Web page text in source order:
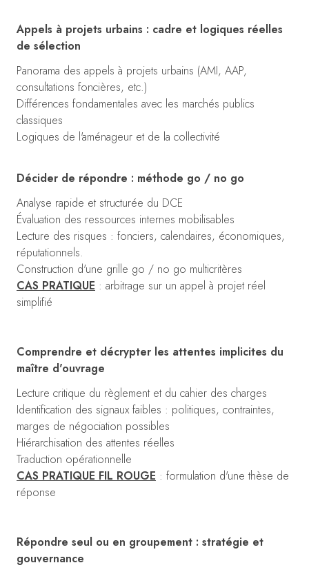
Appels à projets urbains : cadre et logiques réelles
de sélection
Panorama des appels à projets urbains (AMI, AAP,
consultations foncières, etc.)
Différences fondamentales avec les marchés publics
classiques
Logiques de l'aménageur et de la collectivité
Décider de répondre : méthode go / no go
Analyse rapide et structurée du DCE
Évaluation des ressources internes mobilisables
Lecture des risques : fonciers, calendaires, économiques,
réputationnels.
Construction d'une grille go / no go multicritères
CAS PRATIQUE : arbitrage sur un appel à projet réel
simplifié
Comprendre et décrypter les attentes implicites du
maître d'ouvrage
Lecture critique du règlement et du cahier des charges
Identification des signaux faibles : politiques, contraintes,
marges de négociation possibles
Hiérarchisation des attentes réelles
Traduction opérationnelle
CAS PRATIQUE FIL ROUGE : formulation d'une thèse de
réponse
Répondre seul ou en groupement : stratégie et
gouvernance